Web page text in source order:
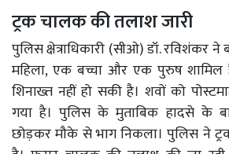
ट्रक चालक की तलाश जारी
पुलिस क्षेत्राधिकारी (सीओ) डॉ. रविशंकर
महिला, एक बच्चा और एक पुरुष शामिल
शिनाख्त नहीं हो सकी है। शवों को
गया है। पुलिस के मुताबिक हादसे के
छोड़कर मौके से भाग निकला। पुलिस ने